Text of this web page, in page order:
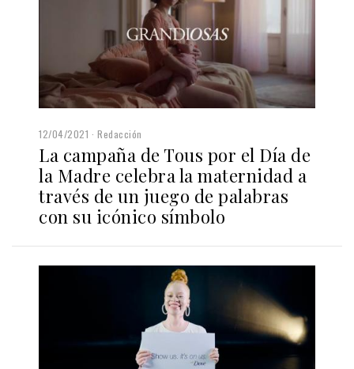
12/04/2021 Redacción
La campaña de Tous por el Día de
la Madre celebra la maternidad a
través de un juego de palabras
con su icónico símbolo